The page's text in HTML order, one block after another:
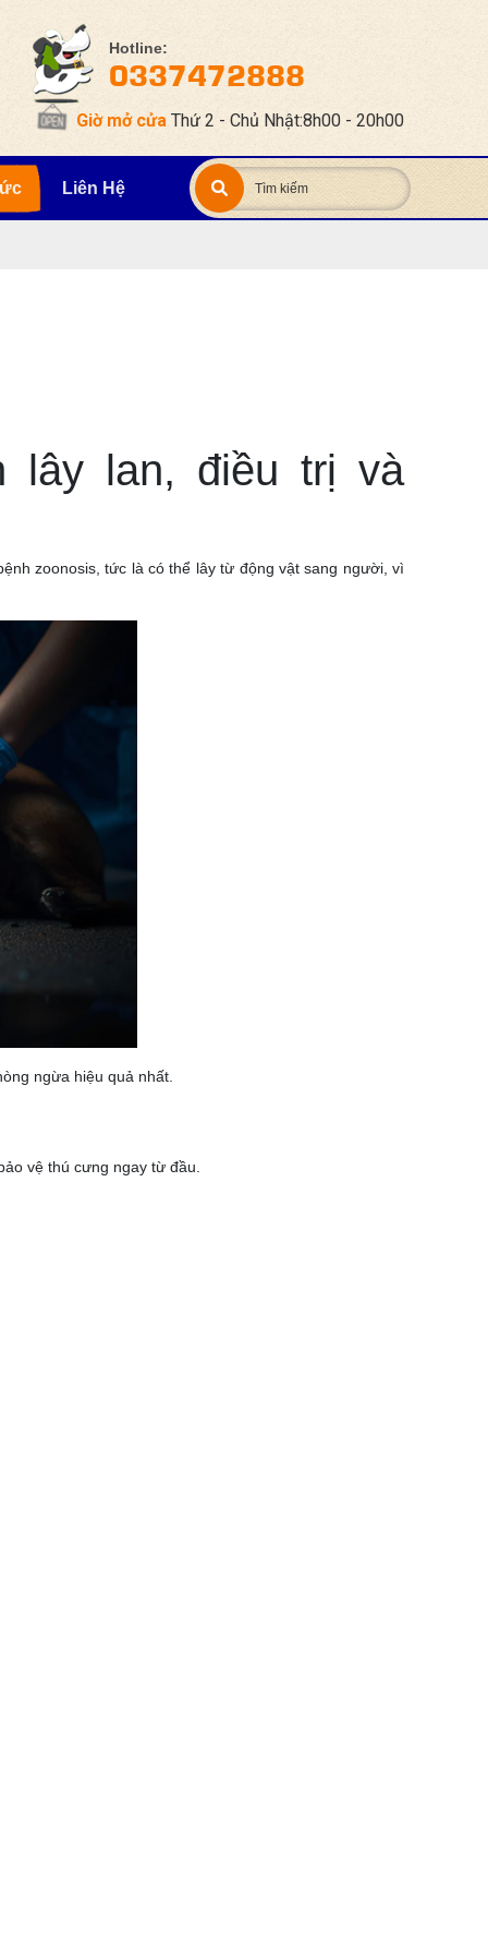
Hotline:
0337472888
Giờ mở cửa Thứ 2 - Chủ Nhật:8h00 - 20h00
Liên Hệ
lây lan, điều trị và
zoonosis, tức là có thể lây từ động vật sang người, vì
ngừa hiệu quả nhất.
vệ thú cưng ngay từ đầu.